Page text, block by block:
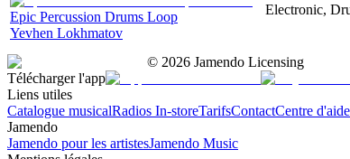
Epic Percussion Drums Loop
Yevhen Lokhmatov
Electronic,
© 2026 Jamendo Licensing
Télécharger l'app
Liens utiles
Catalogue musicalRadios In-storeTarifsContactCentre d'aide
Jamendo
Jamendo pour les artistesJamendo Music